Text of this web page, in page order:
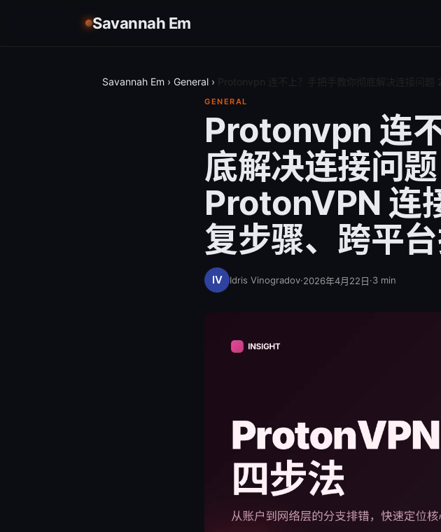
Savannah Em
Savannah Em › General ›
GENERAL
Protonvpn 连
底解决连接问题
ProtonVPN 连
复步骤、跨平
Idris Vinogradov·2026年4月22日·3 min